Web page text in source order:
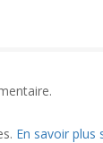
En savoir plus